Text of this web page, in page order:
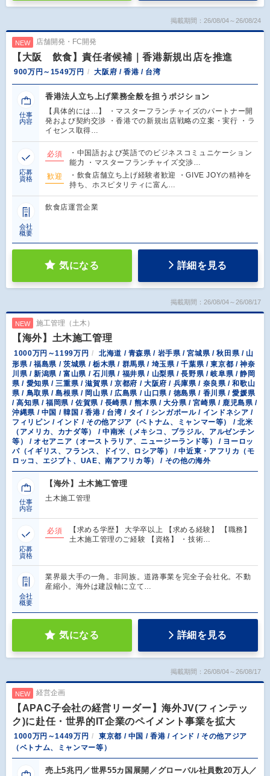
掲載期間：26/08/04～26/08/24
NEW 店舗開発・FC開発
【大阪 飲食】責任者候補｜香港新規出店を推進
900万円～1549万円 大阪府 / 香港 / 台湾
仕事
内容
香港法人立ち上げ業務全般を担うポジション
【具体的には…】 ・マスターフランチャイズのパートナー開
発および契約交渉 ・香港での新規出店戦略の立案・実行 ・ラ
イセンス取得…
応募
資格
必須
・中国語および英語でのビジネスコミュニケーション
能力 ・マスターフランチャイズ交渉…
歓迎
・飲食店舗立ち上げ経験者歓迎 ・GIVE JOYの精神を
持ち、ホスピタリティに富ん…
会社
概要
飲食店運営企業
気になる 詳細を見る
掲載期間：26/08/04～26/08/17
NEW 施工管理（土木）
【海外】土木施工管理
1000万円～1199万円
北海道 / 青森県 / 岩手県 / 宮城県 / 秋田県 / 山
形県 / 福島県 / 茨城県 / 栃木県 / 群馬県 / 埼玉県 / 千葉県 / 東京都 / 神奈
川県 / 新潟県 / 富山県 / 石川県 / 福井県 / 山梨県 / 長野県 / 岐阜県 / 静岡
県 / 愛知県 / 三重県 / 滋賀県 / 京都府 / 大阪府 / 兵庫県 / 奈良県 / 和歌山
県 / 鳥取県 / 島根県 / 岡山県 / 広島県 / 山口県 / 徳島県 / 香川県 / 愛媛県
/ 高知県 / 福岡県 / 佐賀県 / 長崎県 / 熊本県 / 大分県 / 宮崎県 / 鹿児島県 /
沖縄県 / 中国 / 韓国 / 香港 / 台湾 / タイ / シンガポール / インドネシア /
フィリピン / インド / その他アジア（ベトナム、ミャンマー等） / 北米
（アメリカ、カナダ等） / 中南米（メキシコ、ブラジル、アルゼンチン
等） / オセアニア（オーストラリア、ニュージーランド等） / ヨーロッ
パ（イギリス、フランス、ドイツ、ロシア等） / 中近東・アフリカ（モ
ロッコ、エジプト、UAE、南アフリカ等） / その他の海外
仕事
内容
【海外】土木施工管理
土木施工管理
応募
資格
必須
【求める学歴】 大学卒以上 【求める経験】 【職務】
土木施工管理のご経験 【資格】 ・技術…
会社
概要
業界最大手の一角。非同族。道路事業を完全子会社化。不動
産縮小。海外は建設軸に立て…
気になる 詳細を見る
掲載期間：26/08/04～26/08/17
NEW 経営企画
【APAC子会社の経営リーダー】海外JV(フィンテッ
ク)に赴任・世界的IT企業のペイメント事業を拡大
1000万円～1449万円
東京都 / 中国 / 香港 / インド / その他アジア
（ベトナム、ミャンマー等）
売上5兆円／世界55カ国展開／グローバル社員数20万人／